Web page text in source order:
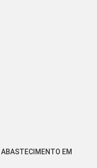
ABASTECIMENTO EM